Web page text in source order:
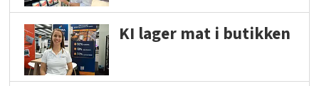
KI lager mat i butikken